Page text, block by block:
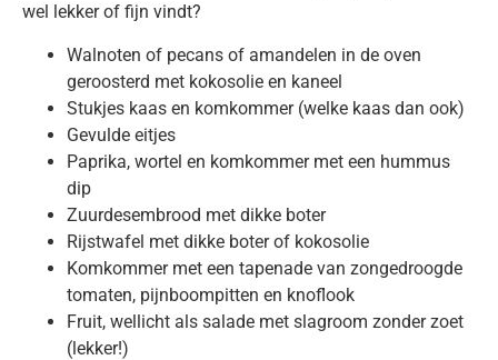
wel lekker of fijn vindt?
Walnoten of pecans of amandelen in de oven
geroosterd met kokosolie en kaneel
Stukjes kaas en komkommer (welke kaas dan ook)
Gevulde eitjes
Paprika, wortel en komkommer met een hummus
dip
Zuurdesembrood met dikke boter
Rijstwafel met dikke boter of kokosolie
Komkommer met een tapenade van zongedroogde
tomaten, pijnboompitten en knoflook
Fruit, wellicht als salade met slagroom zonder zoet
(lekker!)